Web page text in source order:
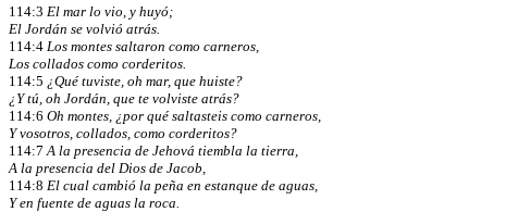
114:3 El mar lo vio, y huyó;
El Jordán se volvió atrás.
114:4 Los montes saltaron como carneros,
Los collados como corderitos.
114:5 ¿Qué tuviste, oh mar, que huiste?
¿Y tú, oh Jordán, que te volviste atrás?
114:6 Oh montes, ¿por qué saltasteis como carneros,
Y vosotros, collados, como corderitos?
114:7A la presencia de Jehová tiembla la tierra,
A la presencia del Dios de Jacob,
114:8 El cual cambió la peña en estanque de aguas,
Y en fuente de aguas la roca.